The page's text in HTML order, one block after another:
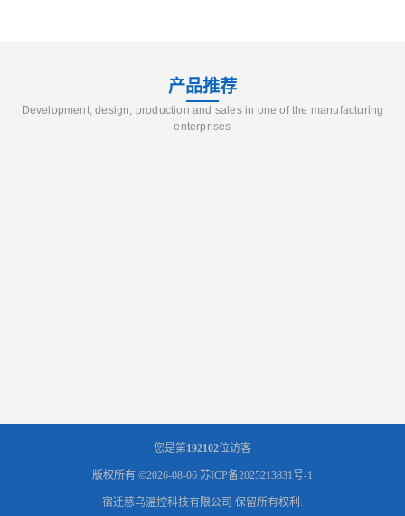
产品推荐
Development, design, production and sales in one of the manufacturing
enterprises
您是第192102位访客
版权所有 ©2026-08-06 苏ICP备2025213831号-1
宿迁慈乌温控科技有限公司 保留所有权利.